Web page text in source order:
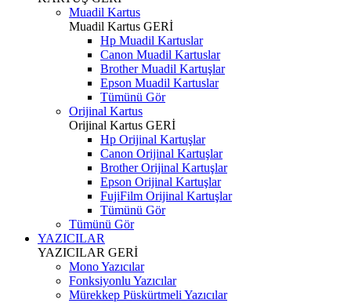
Muadil Kartus
Muadil Kartus GERİ
Hp Muadil Kartuslar
Canon Muadil Kartuslar
Brother Muadil Kartuşlar
Epson Muadil Kartuslar
Tümünü Gör
Orijinal Kartus
Orijinal Kartus GERİ
Hp Orijinal Kartuşlar
Canon Orijinal Kartuşlar
Brother Orijinal Kartuşlar
Epson Orijinal Kartuşlar
FujiFilm Orijinal Kartuşlar
Tümünü Gör
Tümünü Gör
YAZICILAR
YAZICILAR GERİ
Mono Yazıcılar
Fonksiyonlu Yazıcılar
Mürekkep Püskürtmeli Yazıcılar